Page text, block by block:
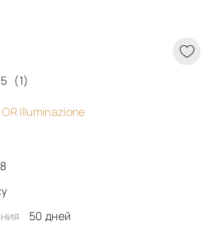
5 (1)
OR Illuminazione
50 дней